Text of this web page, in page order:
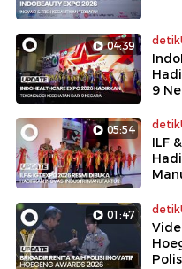
04:39
9
05:54
ILF
01:47